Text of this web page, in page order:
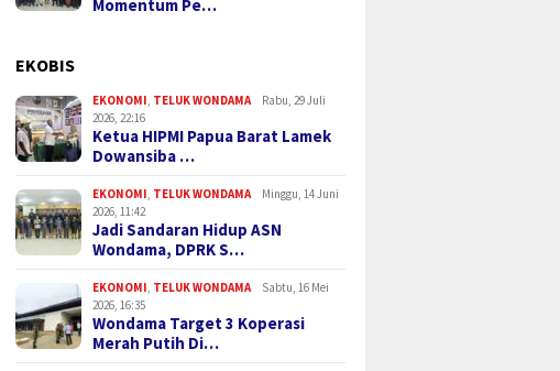
Momentum Pe…
EKOBIS
EKONOMI TELUK WONDAMA
Rabu, 29 Juli
2026, 22:16
Ketua HIPMI Papua Barat Lamek
Dowansiba …
EKONOMI TELUK WONDAMA
Minggu, 14 Juni
2026, 11:42
Jadi Sandaran Hidup ASN
Wondama, DPRK S…
EKONOMI TELUK WONDAMA
Sabtu, 16 Mei
2026, 16:35
Wondama Target 3 Koperasi
Merah Putih Di…